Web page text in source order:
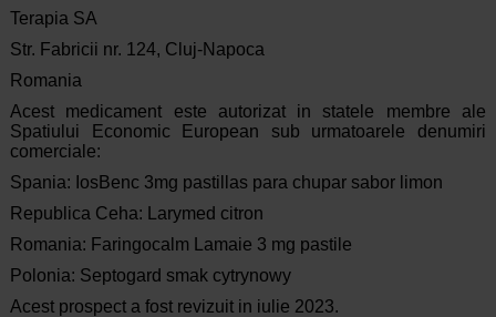
Terapia SA
Str. Fabricii nr. 124, Cluj-Napoca
Romania
Acest medicament este autorizat in statele membre ale
Spatiului Economic European sub urmatoarele denumiri
comerciale:
Spania: IosBenc 3mg pastillas para chupar sabor limon
Republica Ceha: Larymed citron
Romania: Faringocalm Lamaie 3 mg pastile
Polonia: Septogard smak cytrynowy
Acest prospect a fost revizuit in iulie 2023.